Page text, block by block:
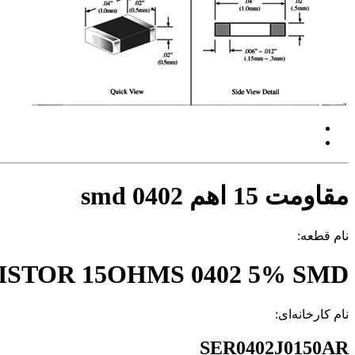
مقاومت 15 اهم 0402 smd
نام قطعه:
15OHMS 0402 5% SMD
نام کارخانه‌ای:
SER0402J0150AR